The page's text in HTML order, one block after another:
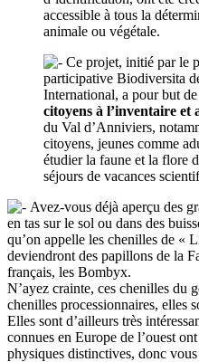
accessible à tous la
animale ou végétale.
Ce projet, initié par le
participative Biodiversita
International, a pour but de
citoyens à l’inventaire et
du Val d’Anniviers,
citoyens, jeunes comme
étudier la faune et la flore
séjours de vacances
Avez-vous déjà aperçu des
en tas sur le sol ou dans des
qu’on appelle les chenilles de «
deviendront des papillons de la
français, les Bombyx.
N’ayez crainte, ces chenilles du
chenilles processionnaires, elles
Elles sont d’ailleurs très
connues en Europe de l’ouest
physiques distinctives, donc